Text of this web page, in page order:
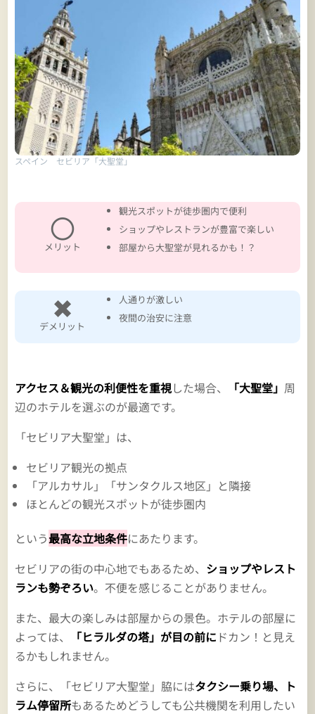
スペイン セビリア「大聖堂」
〇
メリット
観光スポットが徒歩圏内で便利
ショップやレストランが豊富で楽しい
部屋から大聖堂が見れるかも！？
✖
デメリット
人通りが激しい
夜間の治安に注意
アクセス＆観光の利便性を重視した場合、 「大聖堂」 周
辺のホテルを選ぶのが最適です。
「セビリア大聖堂」は、
セビリア観光の拠点
「アルカサル」「サンタクルス地区」と隣接
ほとんどの観光スポットが徒歩圏内
という最高な立地条件にあたります。
セビリアの街の中心地でもあるため、 ショップやレスト
ランも勢ぞろい。不便を感じることがありません。
また、最大の楽しみは部屋からの景色。ホテルの部屋に
よっては、
「ヒラルダの塔」が目の前に ドカン！と見え
るかもしれません。
さらに、「セビリア大聖堂」脇にはタクシー乗り場、ト
ラム停留所もあるためどうしても公共機関を利用したい